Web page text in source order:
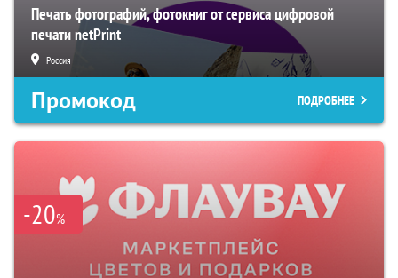
Печать фотографий, фотокниг от сервиса цифровой
печати netPrint
Россия
Промокод ПОДРОБНЕЕ
-20%